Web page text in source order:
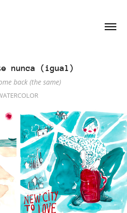
nunca (igual)
back (the same)